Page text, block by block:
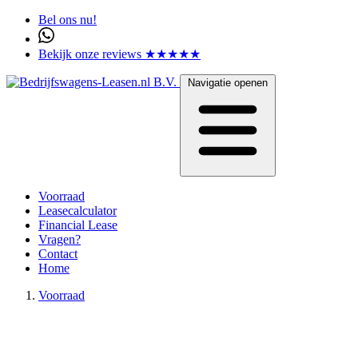
Bel ons nu!
Bekijk onze reviews ★★★★★
Navigatie openen
Voorraad
Leasecalculator
Financial Lease
Vragen?
Contact
Home
Voorraad